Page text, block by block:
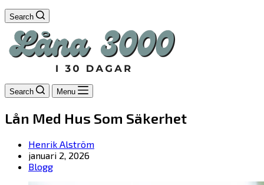
Search
Search Menu
Lån Med Hus Som Säkerhet
Henrik Alström
januari 2, 2026
Blogg